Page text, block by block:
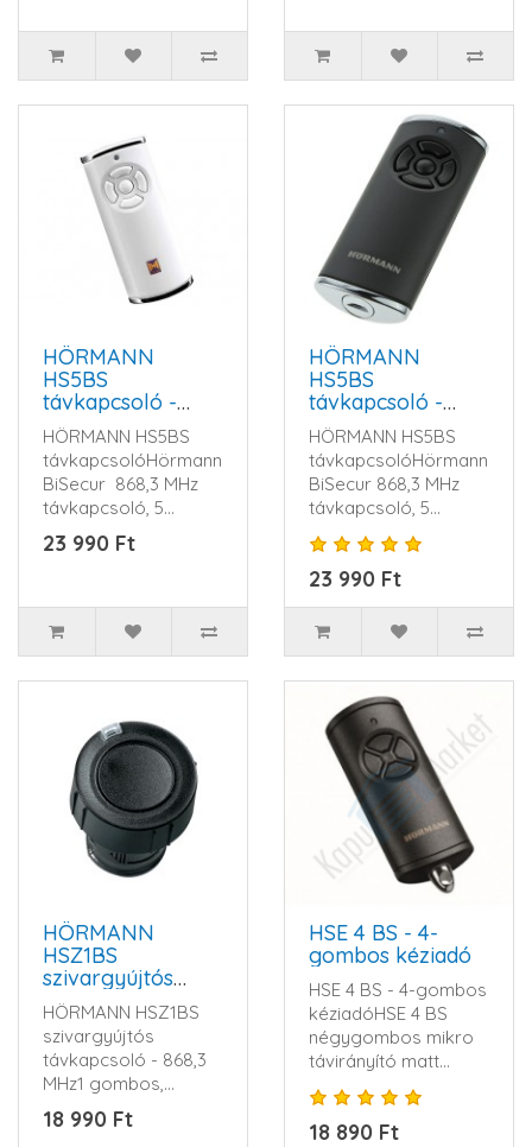
HÖRMANN
HS5BS
távkapcsoló -
868,3 MHz, fehér
HÖRMANN HS5BS
távkapcsolóHörmann
BiSecur 868,3 MHz
távkapcsoló, 5
nyomógombos,
BiSecur rendsz..
23 990 Ft
HÖRMANN
HS5BS
távkapcsoló -
868,3 MHz, fekete
HÖRMANN HS5BS
távkapcsolóHörmann
BiSecur 868,3 MHz
távkapcsoló, 5
nyomógombos,
BiSecur
rendszerekhe..
23 990 Ft
HÖRMANN
HSZ1BS
szivargyújtós
távkapcsoló -
868,3 MHz
HÖRMANN HSZ1BS
szivargyújtós
távkapcsoló - 868,3
MHz1 gombos,
Impulzusos, a
gépkocsi
18 990 Ft
HSE 4 BS - 4-
gombos kéziadó
HSE 4 BS - 4-gombos
kéziadóHSE 4 BS
négygombos mikro
távirányító matt
fekete színbenAz új,
exkluzív ..
18 890 Ft